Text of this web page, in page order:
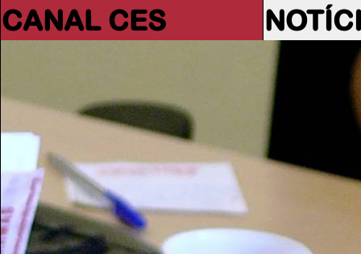
CANAL CES